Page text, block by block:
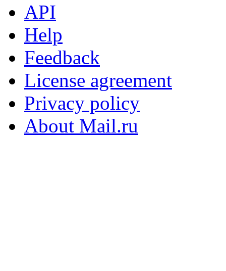
API
Help
Feedback
License agreement
Privacy policy
About Mail.ru